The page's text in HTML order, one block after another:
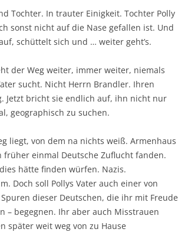
Tochter. In trauter Einigkeit. Tochter Polly
sonst nicht auf die Nase gefallen ist. Und
schüttelt sich und … weiter geht’s.
der Weg weiter, immer weiter, niemals
sucht. Nicht Herrn Brandler. Ihren
Jetzt bricht sie endlich auf, ihn nicht nur
geographisch zu suchen.
liegt, von dem na nichts weiß. Armenhaus
früher einmal Deutsche Zuflucht fanden.
hätte finden würfen. Nazis.
Doch soll Pollys Vater auch einer von
dieser Deutschen, die ihr mit Freude
– begegnen. Ihr aber auch Misstrauen
später weit weg von zu Hause